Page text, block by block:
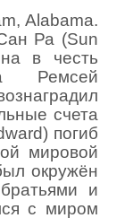
Alabama.
Ра (Sun
в честь
Ремсей
счета
погиб
мировой
окружён
и
с миром